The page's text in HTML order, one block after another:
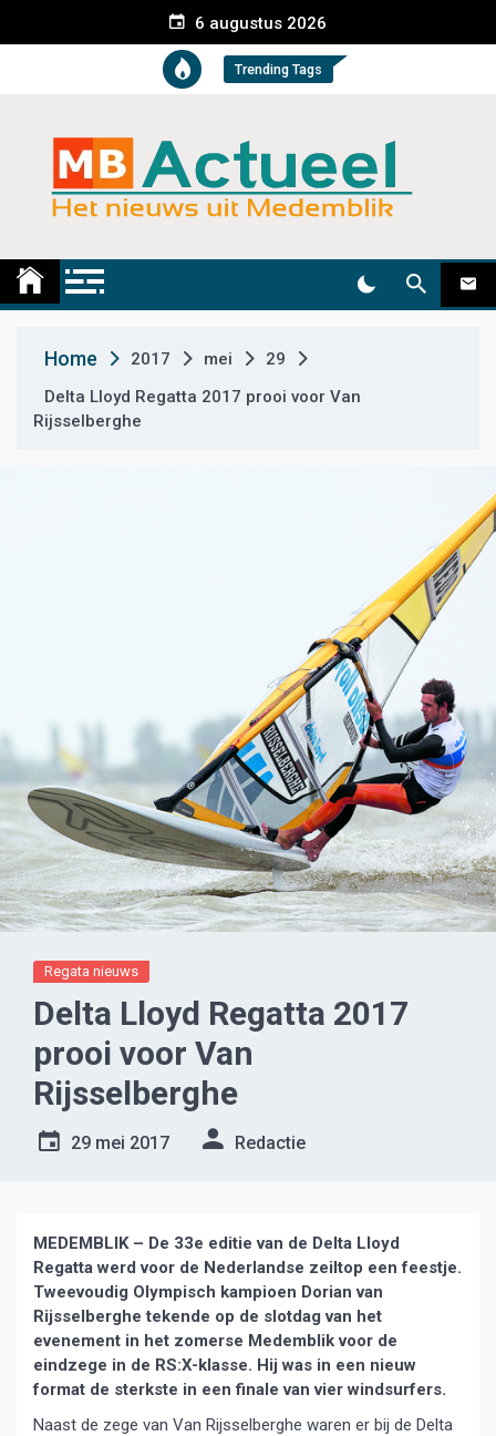
e
t
6 augustus 2026
Trending Tags
Medemblik Actueel
Home 2017 mei
29
Delta Lloyd Regatta 2017 prooi voor Van
Rijsselberghe
Regata nieuws
Delta Lloyd Regatta 2017
prooi voor Van
Rijsselberghe
29 mei 2017 Redactie
MEDEMBLIK – De 33e editie van de Delta Lloyd
Regatta werd voor de Nederlandse zeiltop een feestje.
Tweevoudig Olympisch kampioen Dorian van
Rijsselberghe tekende op de slotdag van het
evenement in het zomerse Medemblik voor de
eindzege in de RS:X-klasse. Hij was in een nieuw
format de sterkste in een finale van vier windsurfers.
Naast de zege van Van Rijsselberghe waren er bij de Delta